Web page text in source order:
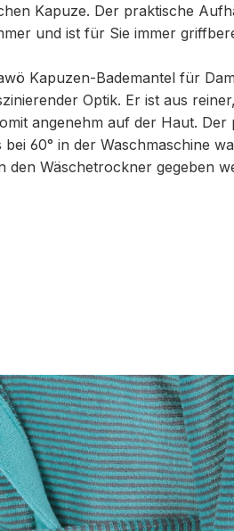
Kapuze. Der praktische
und ist für Sie immer
Kapuzen-Bademantel für
Optik. Er ist aus
angenehm auf der Haut. Der
60° in der Waschmaschine
den Wäschetrockner gegeben